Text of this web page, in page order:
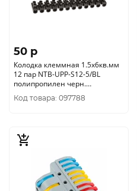
50 p
Колодка клеммная 1.5х6кв.мм
12 пар NTB-UPP-S12-5/BL
полипропилен черн.
NAVIGATOR 71012
Код товара: 097788